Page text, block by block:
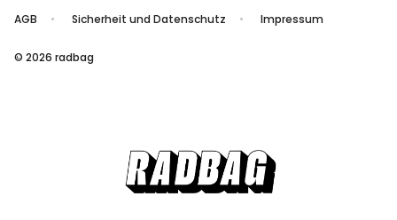
AGB Sicherheit und Datenschutz Impressum
© 2026 radbag